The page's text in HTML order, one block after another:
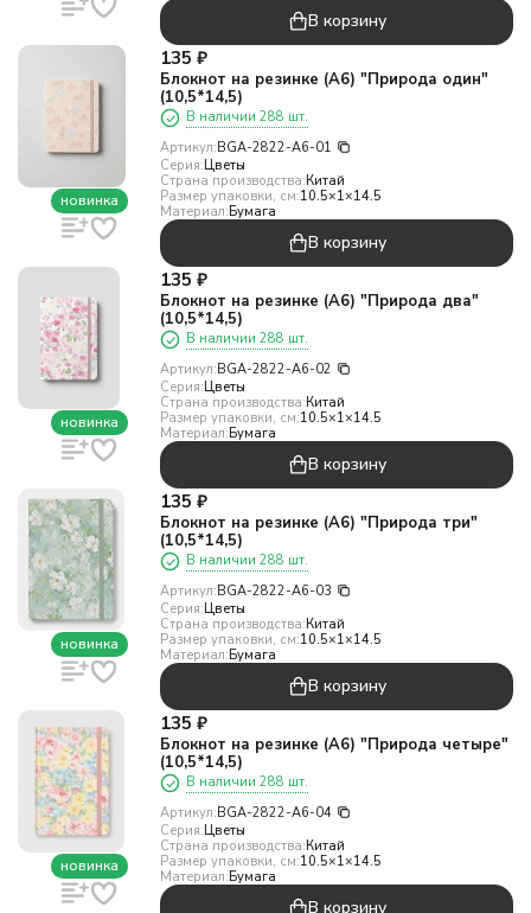
В корзину
новинка
135 ₽
Блокнот на резинке (А6) "Природа один"
(10,5*14,5)
В наличии 288 шт.
Артикул:BGA-2822-A6-01
Серия:Цветы
Страна производства:Китай
Размер упаковки, см:10.5×1×14.5
Материал:Бумага
В корзину
новинка
135 ₽
Блокнот на резинке (А6) "Природа два"
(10,5*14,5)
В наличии 288 шт.
Артикул:BGA-2822-A6-02
Серия:Цветы
Страна производства:Китай
Размер упаковки, см:10.5×1×14.5
Материал:Бумага
В корзину
новинка
135 ₽
Блокнот на резинке (А6) "Природа три"
(10,5*14,5)
В наличии 288 шт.
Артикул:BGA-2822-A6-03
Серия:Цветы
Страна производства:Китай
Размер упаковки, см:10.5×1×14.5
Материал:Бумага
В корзину
новинка
135 ₽
Блокнот на резинке (А6) "Природа четыре"
(10,5*14,5)
В наличии 288 шт.
Артикул:BGA-2822-A6-04
Серия:Цветы
Страна производства:Китай
Размер упаковки, см:10.5×1×14.5
Материал:Бумага
В корзину